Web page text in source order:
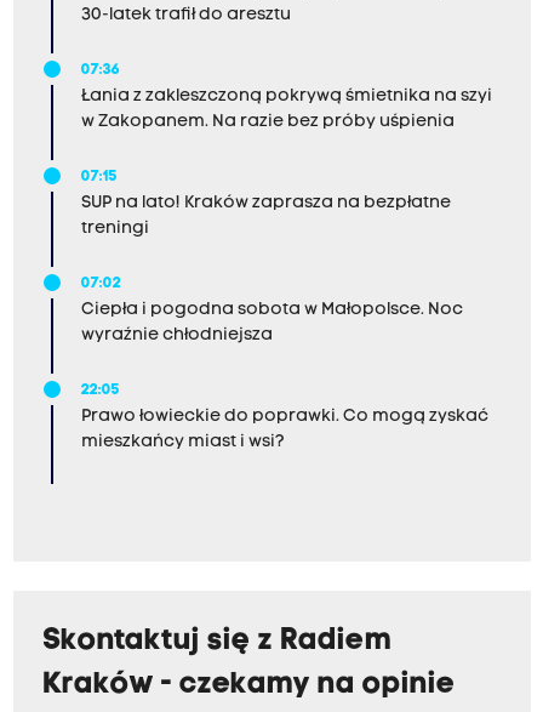
30-latek trafił do aresztu
07:36
Łania z zakleszczoną pokrywą śmietnika na szyi
w Zakopanem. Na razie bez próby uśpienia
07:15
SUP na lato! Kraków zaprasza na bezpłatne
treningi
07:02
Ciepła i pogodna sobota w Małopolsce. Noc
wyraźnie chłodniejsza
22:05
Prawo łowieckie do poprawki. Co mogą zyskać
mieszkańcy miast i wsi?
Skontaktuj się z Radiem
Kraków - czekamy na opinie